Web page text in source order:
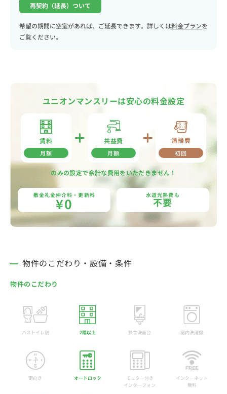
再契約（延長）ついて
希望の期間に空室があれば、ご延長できます。詳しくは料金プランを
ご覧ください。
ユニオンマンスリーは安心の料金設定
賃料
月額
共益費
月額
清掃費
初回
のみの設定で余計な費用をいただきません！
敷金礼金仲介料・更新料
¥0 水道光熱費も
不要
物件のこだわり・設備・条件
物件のこだわり
バストイレ別 2階以上 独立洗面台 室内洗濯機
南向き オートロック
モニター付き
インターフォン
インターネット
無料